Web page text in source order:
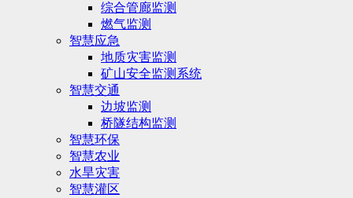
综合管廊监测
燃气监测
智慧应急
地质灾害监测
矿山安全监测系统
智慧交通
边坡监测
桥隧结构监测
智慧环保
智慧农业
水旱灾害
智慧灌区